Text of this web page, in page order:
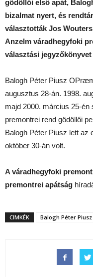
gödöllői első apát,
bizalmat nyert, és
választották Jos
Anzelm váradhegyfoki
választási
Balogh Péter Piusz
augusztus 28-án. 1998.
majd 2000. március 25-én
premontrei rend gödöllői
Balogh Péter Piusz lett az
október 30-án volt.
A váradhegyfoki
premontrei apátság
CIMKÉK Balogh Péter Piusz